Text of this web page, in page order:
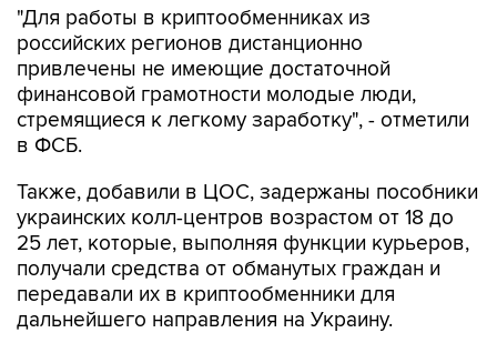
"Для работы в криптообменниках из
российских регионов дистанционно
привлечены не имеющие достаточной
финансовой грамотности молодые люди,
стремящиеся к легкому заработку", - отметили
в ФСБ.
Также, добавили в ЦОС, задержаны пособники
украинских колл-центров возрастом от 18 до
25 лет, которые, выполняя функции курьеров,
получали средства от обманутых граждан и
передавали их в криптообменники для
дальнейшего направления на Украину.